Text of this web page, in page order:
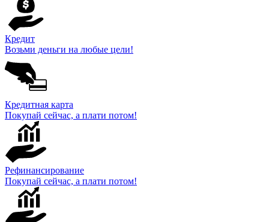
Кредит
Возьми деньги на любые цели!
Кредитная карта
Покупай сейчас, а плати потом!
Рефинансирование
Покупай сейчас, а плати потом!